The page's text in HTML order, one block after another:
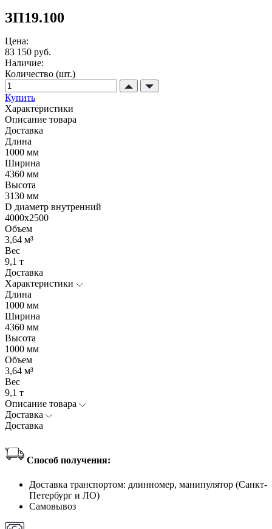
ЗП19.100
Цена:
83 150 руб.
Наличие:
Количество (шт.)
Купить
Характеристики
Описание товара
Доставка
Длина
1000 мм
Ширина
4360 мм
Высота
3130 мм
D диаметр внутренний
4000х2500
Объем
3,64 м³
Вес
9,1 т
Доставка
Характеристики
Длина
1000 мм
Ширина
4360 мм
Высота
1000 мм
Объем
3,64 м³
Вес
9,1 т
Описание товара
Доставка
Доставка
Способ получения:
Доставка транспортом: длинномер, манипулятор (Санкт-
Петербург и ЛО)
Самовывоз